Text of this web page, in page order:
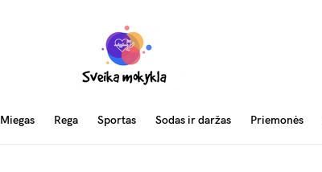
Miegas Rega Sportas Sodas ir daržas Priemonės